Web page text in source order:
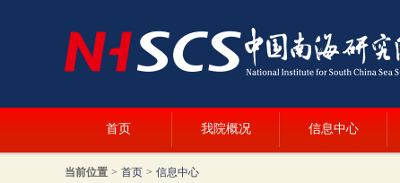
首页 我院概况 信息中心
当前位置 > 首页 > 信息中心